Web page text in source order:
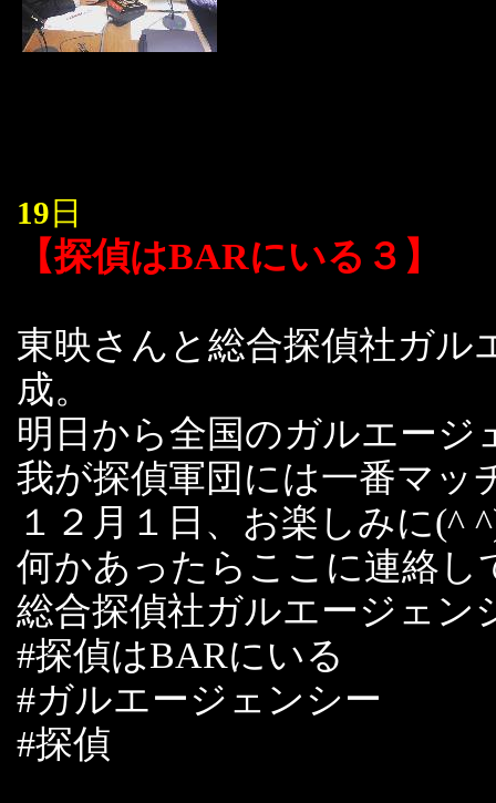
19 日
【探偵はBARにいる３】
東映さんと総合探偵社ガル
成。
明日から全国のガルエージ
我が探偵軍団には一番マッ
１２月１日、お楽しみに(^
何かあったらここに連絡し
総合探偵社ガルエージェン
#探偵はBARにいる
#ガルエージェンシー
#探偵